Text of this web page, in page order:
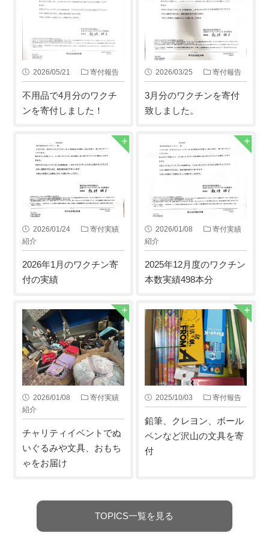
2026/05/21 寄付報告
不用品で4月分のワクチ
ンを寄付しました！
2026/03/25 寄付報告
3月分のワクチンを寄付
致しました。
2026/01/24
寄付実績
紹介
2026年1月のワクチン寄
付の実績
2026/01/08
寄付実績
紹介
2025年12月度のワクチン
本数実績498本分
2026/01/08
寄付実績
紹介
チャリティイベントでぬ
いぐるみや文具、おもち
ゃをお届け
2025/10/03 寄付報告
鉛筆、クレヨン、ボール
ペンなど沢山の文具を寄
付
TOPICS一覧を見る